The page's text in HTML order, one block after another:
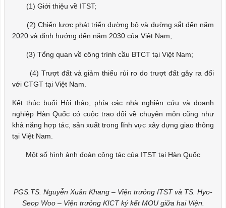
(1) Giới thiệu về ITST;
(2) Chiến lược phát triển đường bộ và đường sắt đến năm
2020 và định hướng đến năm 2030 của Việt Nam;
(3) Tổng quan về công trình cầu BTCT tại Việt Nam;
(4) Trượt đất và giảm thiểu rủi ro do trượt đất gây ra đối
với CTGT tại Việt Nam.
Kết thúc buổi Hội thảo, phía các nhà nghiên cứu và doanh
nghiệp Hàn Quốc có cuộc trao đổi về chuyên môn cũng như
khả năng hợp tác, sản xuất trong lĩnh vực xây dựng giao thông
tại Việt Nam.
Một số hình ảnh đoàn công tác của ITST tại Hàn Quốc
PGS.TS. Nguyễn Xuân Khang – Viện trưởng ITST và TS. Hyo-
Seop Woo – Viện trưởng KICT ký kết MOU giữa hai Viện.